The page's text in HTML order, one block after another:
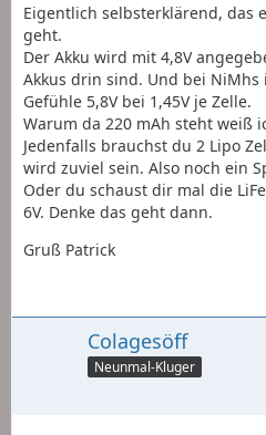
Eigentlich selbsterklärend, das
geht.
Der Akku wird mit 4,8V
Akkus drin sind. Und bei
Gefühle 5,8V bei 1,45V je Zelle.
Warum da 220 mAh steht weiß
Jedenfalls brauchst du 2 Lipo
wird zuviel sein. Also noch ein
Oder du schaust dir mal die
6V. Denke das geht dann.
Gruß Patrick
Colagesöff
Neunmal-Kluger